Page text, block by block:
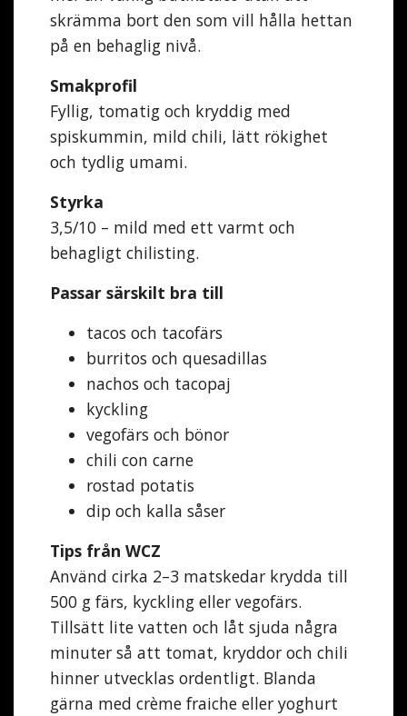
skrämma bort den som vill hålla hettan
på en behaglig nivå.
Smakprofil
Fyllig, tomatig och kryddig med
spiskummin, mild chili, lätt rökighet
och tydlig umami.
Styrka
3,5/10 – mild med ett varmt och
behagligt chilisting.
Passar särskilt bra till
tacos och tacofärs
burritos och quesadillas
nachos och tacopaj
kyckling
vegofärs och bönor
chili con carne
rostad potatis
dip och kalla såser
Tips från WCZ
Använd cirka 2–3 matskedar krydda till
500 g färs, kyckling eller vegofärs.
Tillsätt lite vatten och låt sjuda några
minuter så att tomat, kryddor och chili
hinner utvecklas ordentligt. Blanda
gärna med crème fraiche eller yoghurt